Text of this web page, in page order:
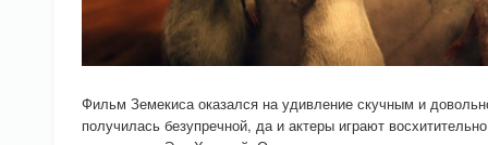
Фильм Земекиса оказался на удивление скучным и
получилась безупречной, да и актеры играют